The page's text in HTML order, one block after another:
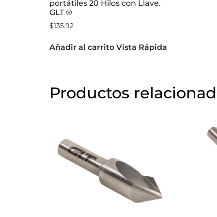
portátiles 20 Hilos con Llave.
GLT ®
$135.92
Añadir al carrito Vista Rápida
Productos